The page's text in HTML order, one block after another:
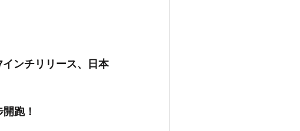
ンチリリース、日本
跑！